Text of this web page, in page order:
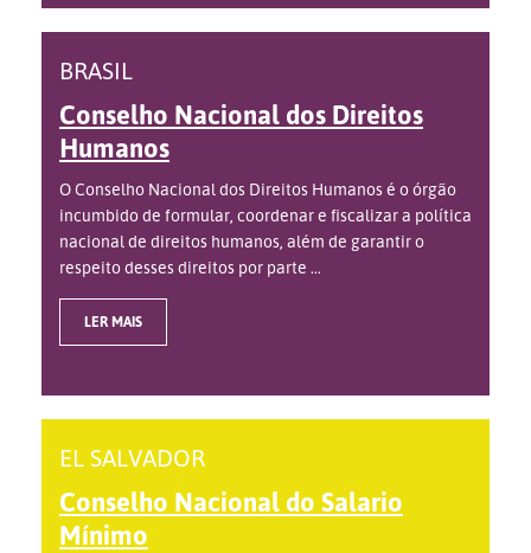
BRASIL
Conselho Nacional dos Direitos
Humanos
O Conselho Nacional dos Direitos Humanos é o órgão
incumbido de formular, coordenar e fiscalizar a política
nacional de direitos humanos, além de garantir o
respeito desses direitos por parte ...
LER MAIS
EL SALVADOR
Conselho Nacional do Salario
Mínimo